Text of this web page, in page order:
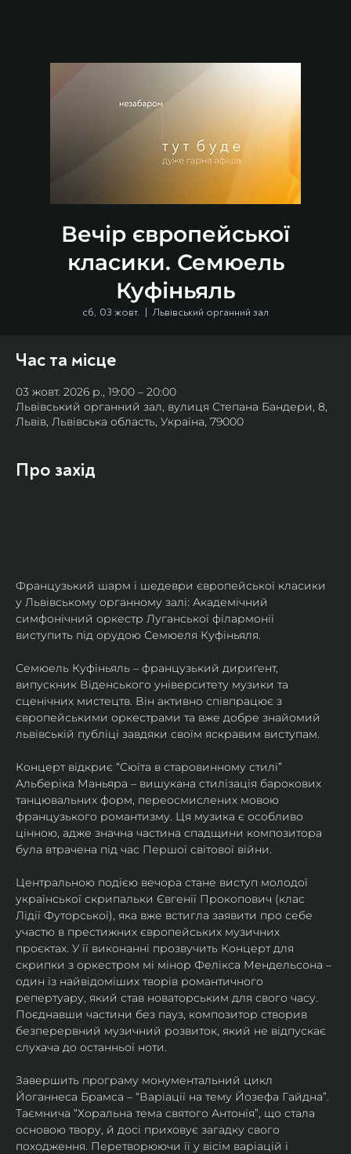
Вечір європейської
класики. Семюель
Куфіньяль
сб, 03 жовт.
  |
Львівський органний зал
Час та місце
03 жовт. 2026 р., 19:00 – 20:00
Львівський органний зал, вулиця Степана Бандери, 8,
Львів, Львівська область, Україна, 79000
Про захід
Французький шарм і шедеври європейської класики
у Львівському органному залі: Академічний
симфонічний оркестр Луганської філармонії
виступить під орудою Семюеля Куфіньяля.
Семюель Куфіньяль – французький дириґент,
випускник Віденського університету музики та
сценічних мистецтв. Він активно співпрацює з
європейськими оркестрами та вже добре знайомий
львівській публіці завдяки своїм яскравим виступам.
Концерт відкриє “Сюїта в старовинному стилі”
Альберіка Маньяра – вишукана стилізація барокових
танцювальних форм, переосмислених мовою
французького романтизму. Ця музика є особливо
цінною, адже значна частина спадщини композитора
була втрачена під час Першої світової війни.
Центральною подією вечора стане виступ молодої
української скрипальки Євгенії Прокопович (клас
Лідії Футорської), яка вже встигла заявити про себе
участю в престижних європейських музичних
проєктах. У її виконанні прозвучить Концерт для
скрипки з оркестром мі мінор Фелікса Мендельсона –
один із найвідоміших творів романтичного
репертуару, який став новаторським для свого часу.
Поєднавши частини без пауз, композитор створив
безперервний музичний розвиток, який не відпускає
слухача до останньої ноти.
Завершить програму монументальний цикл
Йоганнеса Брамса – “Варіації на тему Йозефа Гайдна”.
Таємнича “Хоральна тема святого Антонія”, що стала
основою твору, й досі приховує загадку свого
походження. Перетворюючи її у вісім варіацій і